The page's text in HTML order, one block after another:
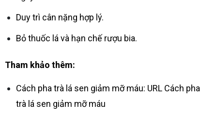
Duy trì cân nặng hợp lý.
Bỏ thuốc lá và hạn chế rượu bia.
Tham khảo thêm:
Cách pha trà lá sen giảm mỡ máu: URL Cách pha
trà lá sen giảm mỡ máu